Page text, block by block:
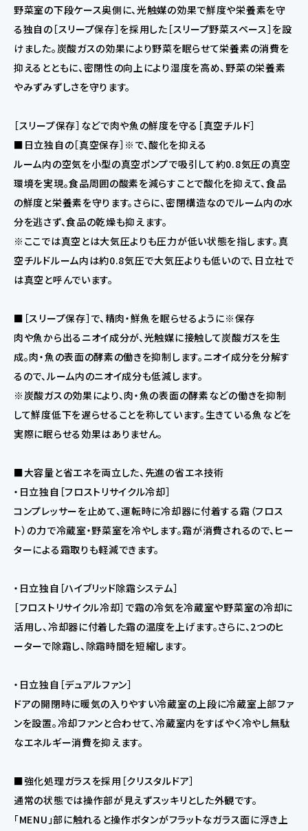
野菜室の下段ケース奥側に、光触媒の効果で鮮度や栄養素を守
る独自の［スリープ保存］を採用した［スリープ野菜スペース］を設
けました。炭酸ガスの効果により野菜を眠らせて栄養素の消費を
抑えるとともに、密閉性の向上により湿度を高め、野菜の栄養素
やみずみずしさを守ります。
［スリープ保存］などで肉や魚の鮮度を守る［真空チルド］
■日立独自の［真空保存］※で、酸化を抑える
ルーム内の空気を小型の真空ポンプで吸引して約0.8気圧の真空
環境を実現。食品周囲の酸素を減らすことで酸化を抑えて、食品
の鮮度と栄養素を守ります。さらに、密閉構造なのでルーム内の水
分を逃さず、食品の乾燥も抑えます。
※ここでは真空とは大気圧よりも圧力が低い状態を指します。真
空チルドルーム内は約0.8気圧で大気圧よりも低いので、日立社で
は真空と呼んでいます。
■［スリープ保存］で、精肉・鮮魚を眠らせるように※保存
肉や魚から出るニオイ成分が、光触媒に接触して炭酸ガスを生
成。肉・魚の表面の酵素の働きを抑制します。ニオイ成分を分解す
るので、ルーム内のニオイ成分も低減します。
※炭酸ガスの効果により、肉・魚の表面の酵素などの働きを抑制
して鮮度低下を遅らせることを称しています。生きている魚などを
実際に眠らせる効果はありません。
■大容量と省エネを両立した、先進の省エネ技術
・日立独自［フロストリサイクル冷却］
コンプレッサーを止めて、運転時に冷却器に付着する霜（フロス
ト）の力で冷蔵室・野菜室を冷やします。霜が消費されるので、ヒー
ターによる霜取りも軽減できます。
・日立独自［ハイブリッド除霜システム］
［フロストリサイクル冷却］で霜の冷気を冷蔵室や野菜室の冷却に
活用し、冷却器に付着した霜の温度を上げます。さらに、2つのヒ
ーターで除霜し、除霜時間を短縮します。
・日立独自［デュアルファン］
ドアの開閉時に暖気の入りやすい冷蔵室の上段に冷蔵室上部ファ
ンを設置。冷却ファンと合わせて、冷蔵室内をすばやく冷やし無駄
なエネルギー消費を抑えます。
■強化処理ガラスを採用［クリスタルドア］
通常の状態では操作部が見えずスッキリとした外観です。
「MENU」部に触れると操作ボタンがフラットなガラス面に浮き上